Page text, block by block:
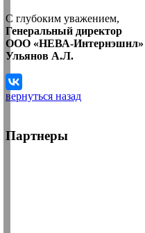
С глубоким уважением,
Генеральный директор
ООО «НЕВА-Интернэшнл»
Ульянов А.Л.
вернуться назад
Партнеры